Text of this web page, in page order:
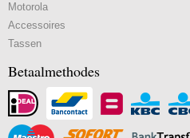
Motorola
Accessoires
Tassen
Betaalmethodes